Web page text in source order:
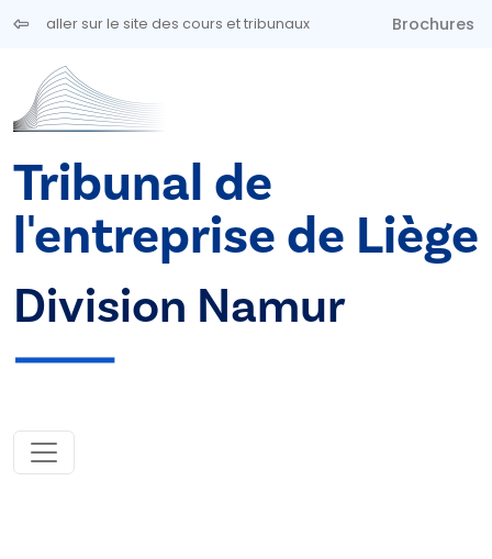
Aller au contenu principal
aller sur le site des cours et tribunaux Brochures
Tribunal de
l'entreprise de Liège
Division Namur